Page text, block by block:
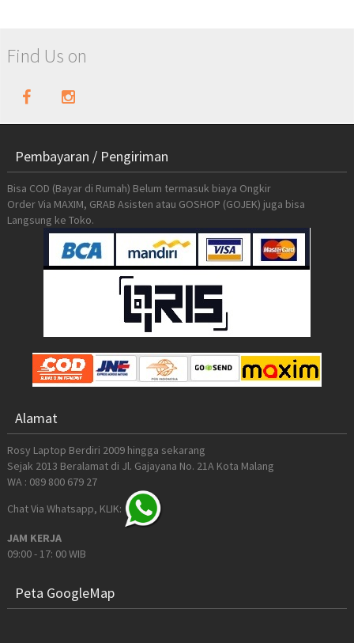
Find Us on
Pembayaran / Pengiriman
Bisa COD (Bayar di Rumah) Belum termasuk biaya Ongkir
Order Via MAXIM, GRAB Asisten atau GOSHOP (GOJEK) juga bisa
Langsung ke Toko.
Alamat
Rosy Laptop Berdiri 2009 hingga sekarang
Sejak 2013 Beralamat di Jl. Gajayana No. 21A Kota Malang
WA : 089 800 679 27
Chat Via Whatsapp, KLIK:
JAM KERJA
09:00 - 17: 00 WIB
Peta GoogleMap